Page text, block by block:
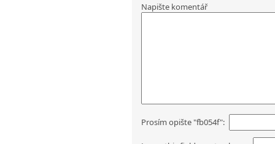
Napište komentář
Prosím opište "fb054f":